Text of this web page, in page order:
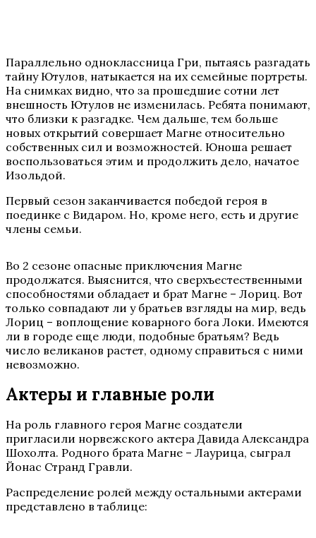
Параллельно одноклассница Гри, пытаясь разгадать
тайну Ютулов, натыкается на их семейные портреты.
На снимках видно, что за прошедшие сотни лет
внешность Ютулов не изменилась. Ребята понимают,
что близки к разгадке. Чем дальше, тем больше
новых открытий совершает Магне относительно
собственных сил и возможностей. Юноша решает
воспользоваться этим и продолжить дело, начатое
Изольдой.
Первый сезон заканчивается победой героя в
поединке с Видаром. Но, кроме него, есть и другие
члены семьи.
Во 2 сезоне опасные приключения Магне
продолжатся. Выяснится, что сверхъестественными
способностями обладает и брат Магне – Лориц. Вот
только совпадают ли у братьев взгляды на мир, ведь
Лориц – воплощение коварного бога Локи. Имеются
ли в городе еще люди, подобные братьям? Ведь
число великанов растет, одному справиться с ними
невозможно.
Актеры и главные роли
На роль главного героя Магне создатели
пригласили норвежского актера Давида Александра
Шохолта. Родного брата Магне – Лаурица, сыграл
Йонас Странд Гравли.
Распределение ролей между остальными актерами
представлено в таблице: